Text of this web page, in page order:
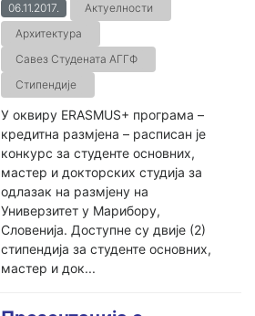
06.11.2017.
Актуелности
Архитектура
Савез Студената АГГФ
Стипендије
У оквиру ERASMUS+ програма –
кредитна размјена – расписан је
конкурс за студенте основних,
мастер и докторских студија за
одлазак на размјену на
Универзитет у Марибору,
Словенија. Доступне су двије (2)
стипендија за студенте основних,
мастер и док...